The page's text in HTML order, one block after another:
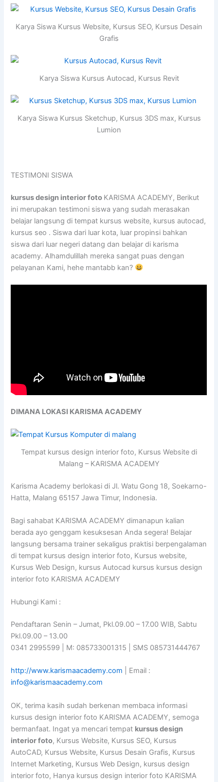
Karya Siswa Kursus Website, Kursus SEO, Kursus Desain
Grafis
Karya Siswa Kursus Autocad, Kursus Revit
Karya Siswa Kursus Sketchup, Kursus 3DS max, Kursus
Lumion
TESTIMONI SISWA
kursus design interior foto KARISMA ACADEMY, Berikut
ini merupakan testimoni siswa yang sudah merasakan
belajar langsung di tempat kursus website, kursus autocad,
kursus seo . Siswa dari luar kota, luar propinsi bahkan
siswa dari luar negeri datang dan belajar di karisma
academy. Alhamdulillah mereka sangat puas dengan
pelayanan Kami, hehe mantabb kan?
DIMANA LOKASI KARISMA ACADEMY
Tempat kursus design interior foto, Kursus Website di
Malang – KARISMA ACADEMY
Karisma Academy berlokasi di Jl. Watu Gong 18, Soekarno-
Hatta, Malang 65157 Jawa Timur, Indonesia.
Bagi sahabat KARISMA ACADEMY dimanapun kalian
berada ayo genggam kesuksesan Anda segera! Belajar
langsung bersama trainer sekaligus praktisi berpengalaman
di tempat kursus design interior foto, Kursus website,
Kursus Web Design, kursus Autocad kursus kursus design
interior foto KARISMA ACADEMY
Hubungi Kami :
Pendaftaran Senin – Jumat, Pkl.09.00 – 17.00 WIB, Sabtu
Pkl.09.00 – 13.00
0341 2995599 | M: 085733001315 | SMS 085731444767
http://www.karismaacademy.com | Email :
info@karismaacademy.com
OK, terima kasih sudah berkenan membaca informasi
kursus design interior foto KARISMA ACADEMY, semoga
bermanfaat. Ingat ya mencari tempat kursus design
interior foto, Kursus Website, Kursus SEO, Kursus
AutoCAD, Kursus Website, Kursus Desain Grafis, Kursus
Internet Marketing, Kursus Web Design, kursus design
interior foto, Hanya kursus design interior foto KARISMA